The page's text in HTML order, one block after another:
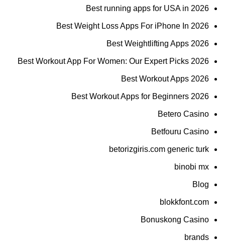
Best running apps for USA in 2026
Best Weight Loss Apps For iPhone In 2026
Best Weightlifting Apps 2026
Best Workout App For Women: Our Expert Picks 2026
Best Workout Apps 2026
Best Workout Apps for Beginners 2026
Betero Casino
Betfouru Casino
betorizgiris.com generic turk
binobi mx
Blog
blokkfont.com
Bonuskong Casino
brands